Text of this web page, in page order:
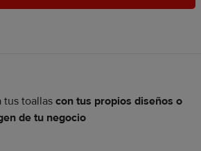
tus toallas con tus propios diseños o
de tu negocio